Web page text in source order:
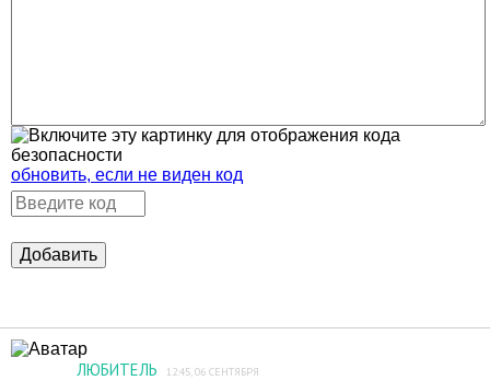
обновить, если не виден код
Добавить
ЛЮБИТЕЛЬ 12:45, 06 СЕНТЯБРЯ